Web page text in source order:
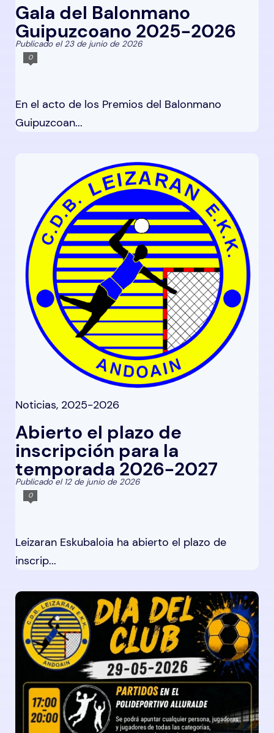
Gala del Balonmano
Guipuzcoano 2025-2026
Publicado el 23 de junio de 2026
0
En el acto de los Premios del Balonmano
Guipuzcoan...
Noticias, 2025-2026
Abierto el plazo de
inscripción para la
temporada 2026-2027
Publicado el 12 de junio de 2026
0
Leizaran Eskubaloia ha abierto el plazo de
inscrip...